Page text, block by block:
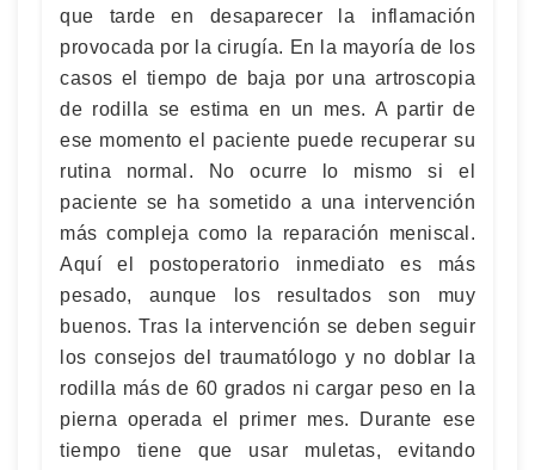
que tarde en desaparecer la inflamación
provocada por la cirugía. En la mayoría de los
casos el tiempo de baja por una artroscopia
de rodilla se estima en un mes. A partir de
ese momento el paciente puede recuperar su
rutina normal. No ocurre lo mismo si el
paciente se ha sometido a una intervención
más compleja como la reparación meniscal.
Aquí el postoperatorio inmediato es más
pesado, aunque los resultados son muy
buenos. Tras la intervención se deben seguir
los consejos del traumatólogo y no doblar la
rodilla más de 60 grados ni cargar peso en la
pierna operada el primer mes. Durante ese
tiempo tiene que usar muletas, evitando